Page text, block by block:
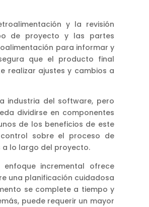
y la revisión
de proyecto y las partes
para informar y
que el producto final
realizar ajustes y cambios a
industria del software, pero
dividirse en componentes
de los beneficios de este
sobre el proceso de
lo largo del proyecto.
incremental ofrece
una planificación cuidadosa
se complete a tiempo y
puede requerir un mayor